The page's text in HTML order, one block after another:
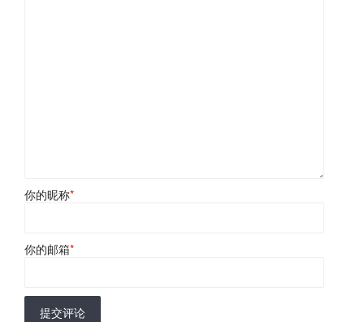
你的昵称*
你的邮箱*
提交评论